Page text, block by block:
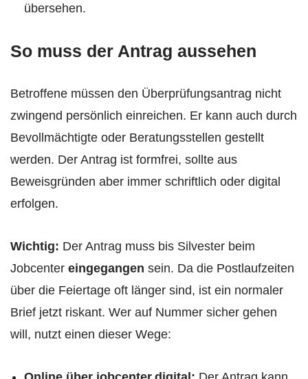
übersehen.
So muss der Antrag aussehen
Betroffene müssen den Überprüfungsantrag nicht
zwingend persönlich einreichen. Er kann auch durch
Bevollmächtigte oder Beratungsstellen gestellt
werden. Der Antrag ist formfrei, sollte aus
Beweisgründen aber immer schriftlich oder digital
erfolgen.
Wichtig: Der Antrag muss bis Silvester beim
Jobcenter eingegangen sein. Da die Postlaufzeiten
über die Feiertage oft länger sind, ist ein normaler
Brief jetzt riskant. Wer auf Nummer sicher gehen
will, nutzt einen dieser Wege: